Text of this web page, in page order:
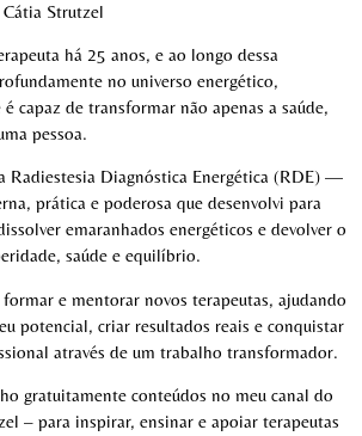
Strutzel
há 25 anos, e ao longo dessa
no universo energético,
capaz de transformar não apenas a saúde,
pessoa.
Radiestesia Diagnóstica Energética (RDE) —
prática e poderosa que desenvolvi para
emaranhados energéticos e devolver o
saúde e equilíbrio.
e mentorar novos terapeutas, ajudando
potencial, criar resultados reais e conquistar
através de um trabalho transformador.
gratuitamente conteúdos no meu canal do
– para inspirar, ensinar e apoiar terapeutas